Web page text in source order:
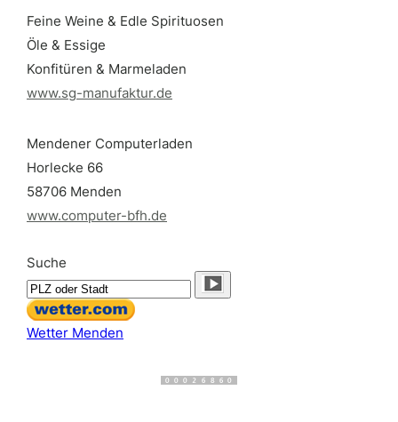
Feine Weine & Edle Spirituosen
Öle & Essige
Konfitüren & Marmeladen
www.sg-manufaktur.de
Mendener Computerladen
Horlecke 66
58706 Menden
www.computer-bfh.de
Suche
Wetter Menden